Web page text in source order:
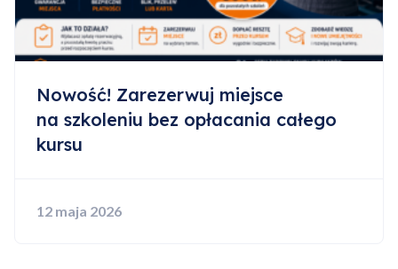
Nowość! Zarezerwuj miejsce
na szkoleniu bez opłacania całego
kursu
12 maja 2026